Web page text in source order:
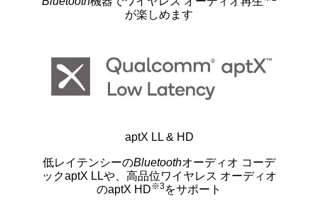
が楽しめます
aptX LL & HD
低レイテンシーのBluetoothオーディオ コーデ
ックaptX LLや、高品位ワイヤレス オーディオ
のaptX HD※3をサポート